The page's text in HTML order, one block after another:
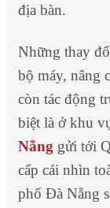
địa bàn.
Những thay
bộ máy, nâng
còn tác động
biệt là ở khu
Nẵng gửi tới
cấp cái nhìn
phố Đà Nẵng